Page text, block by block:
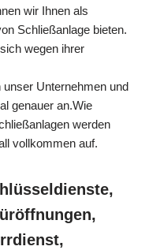
wir Ihnen als
Schließanlage bieten.
wegen ihrer
Unternehmen und
genauer an.Wie
werden
vollkommen auf.